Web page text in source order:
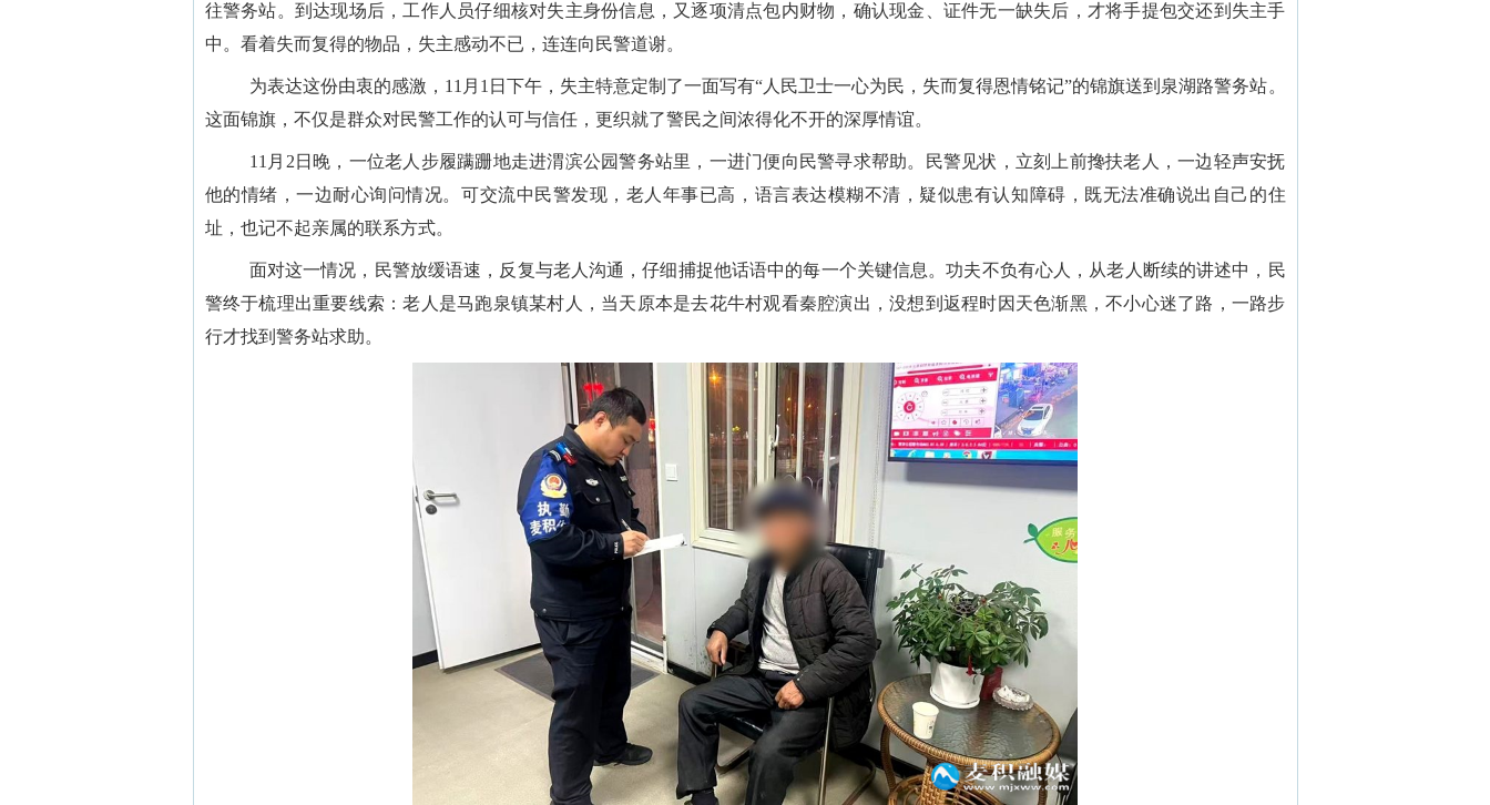
往警务站。到达现场后，工作人员仔细核对失主身份信息，又逐项清点包内财物，确认现金、证件无一缺失后，才将手提包交还到失主手
中。看着失而复得的物品，失主感动不已，连连向民警道谢。
为表达这份由衷的感激，11月1日下午，失主特意定制了一面写有“人民卫士一心为民，失而复得恩情铭记”的锦旗送到泉湖路警务站。
这面锦旗，不仅是群众对民警工作的认可与信任，更织就了警民之间浓得化不开的深厚情谊。
11月2日晚，一位老人步履蹒跚地走进渭滨公园警务站里，一进门便向民警寻求帮助。民警见状，立刻上前搀扶老人，一边轻声安抚
他的情绪，一边耐心询问情况。可交流中民警发现，老人年事已高，语言表达模糊不清，疑似患有认知障碍，既无法准确说出自己的住
址，也记不起亲属的联系方式。
面对这一情况，民警放缓语速，反复与老人沟通，仔细捕捉他话语中的每一个关键信息。功夫不负有心人，从老人断续的讲述中，民
警终于梳理出重要线索：老人是马跑泉镇某村人，当天原本是去花牛村观看秦腔演出，没想到返程时因天色渐黑，不小心迷了路，一路步
行才找到警务站求助。